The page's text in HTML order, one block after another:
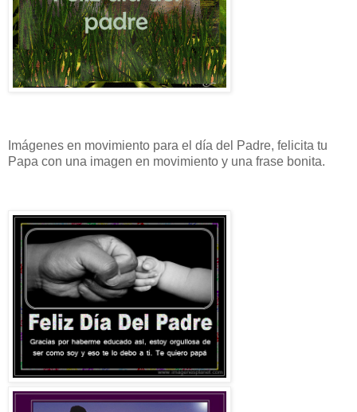
Imágenes en movimiento para el día del Padre, felicita tu
Papa con una imagen en movimiento y una frase bonita.